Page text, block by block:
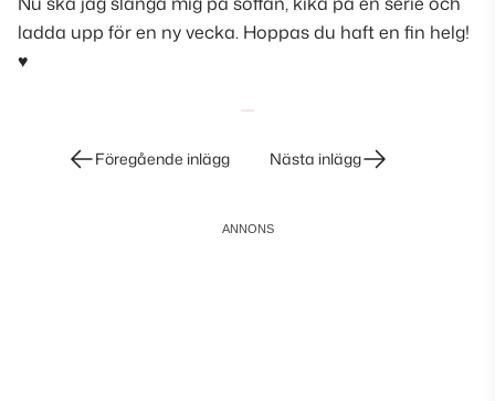
ladda upp för en ny vecka. Hoppas du haft en fin helg!
♥
InläggsnavigeringFöregående inlägg Nästa inlägg